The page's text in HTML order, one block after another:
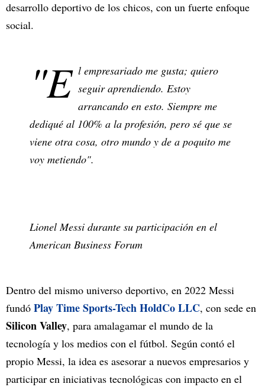
desarrollo deportivo de los chicos, con un fuerte enfoque
social.
"E l empresariado me gusta; quiero
seguir aprendiendo. Estoy
arrancando en esto. Siempre me
dediqué al 100% a la profesión, pero sé que se
viene otra cosa, otro mundo y de a poquito me
voy metiendo".
Lionel Messi durante su participación en el
American Business Forum
Dentro del mismo universo deportivo, en 2022 Messi
fundó Play Time Sports-Tech HoldCo LLC, con sede en
Silicon Valley, para amalagamar el mundo de la
tecnología y los medios con el fútbol. Según contó el
propio Messi, la idea es asesorar a nuevos empresarios y
participar en iniciativas tecnológicas con impacto en el